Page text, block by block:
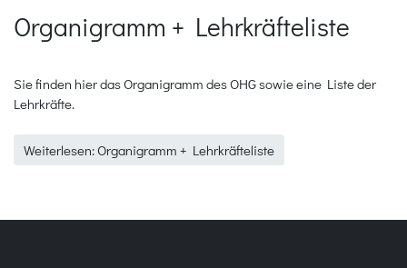
Organigramm + Lehrkräfteliste
Sie finden hier das Organigramm des OHG sowie eine Liste der
Lehrkräfte.
Weiterlesen: Organigramm + Lehrkräfteliste